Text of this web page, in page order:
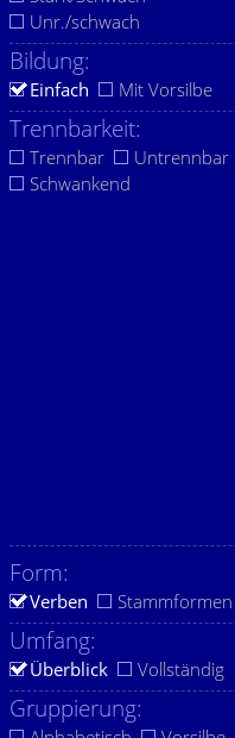
Unr./schwach
Bildung:
Einfach Mit Vorsilbe
Trennbarkeit:
Trennbar
Untrennbar
Schwankend
Form:
Verben Stammformen
Umfang:
Überblick Vollständig
Gruppierung: